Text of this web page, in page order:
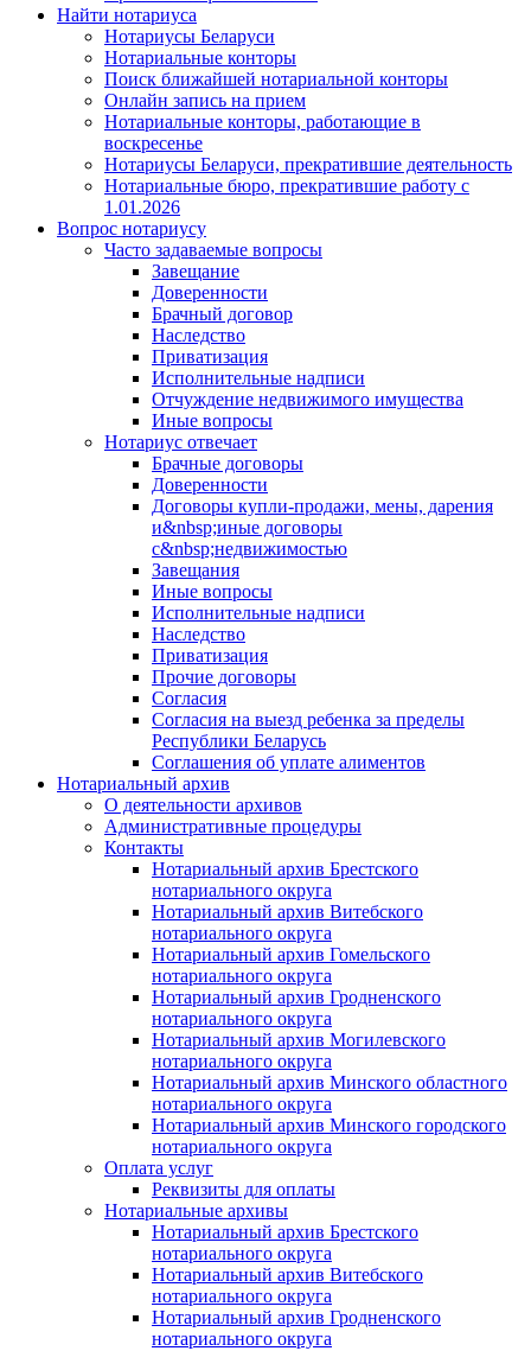
Найти нотариуса
Нотариусы Беларуси
Нотариальные конторы
Поиск ближайшей нотариальной конторы
Онлайн запись на прием
Нотариальные конторы, работающие в
воскресенье
Нотариусы Беларуси, прекратившие деятельность
Нотариальные бюро, прекратившие работу с
1.01.2026
Вопрос нотариусу
Часто задаваемые вопросы
Завещание
Доверенности
Брачный договор
Наследство
Приватизация
Исполнительные надписи
Отчуждение недвижимого имущества
Иные вопросы
Нотариус отвечает
Брачные договоры
Доверенности
Договоры купли-продажи, мены, дарения
и&nbsp;иные договоры
с&nbsp;недвижимостью
Завещания
Иные вопросы
Исполнительные надписи
Наследство
Приватизация
Прочие договоры
Согласия
Согласия на выезд ребенка за пределы
Республики Беларусь
Соглашения об уплате алиментов
Нотариальный архив
О деятельности архивов
Административные процедуры
Контакты
Нотариальный архив Брестского
нотариального округа
Нотариальный архив Витебского
нотариального округа
Нотариальный архив Гомельского
нотариального округа
Нотариальный архив Гродненского
нотариального округа
Нотариальный архив Могилевского
нотариального округа
Нотариальный архив Минского областного
нотариального округа
Нотариальный архив Минского городского
нотариального округа
Оплата услуг
Реквизиты для оплаты
Нотариальные архивы
Нотариальный архив Брестского
нотариального округа
Нотариальный архив Витебского
нотариального округа
Нотариальный архив Гродненского
нотариального округа